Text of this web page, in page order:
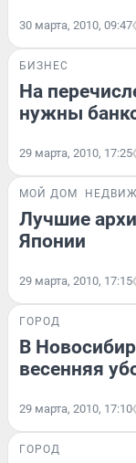
30 марта, 2010, 09:47
БИЗНЕС
На
нужны
29 марта, 2010, 17:25
МОЙ ДОМ
Лучшие
Японии
29 марта, 2010, 17:15
ГОРОД
В
весенняя
29 марта, 2010, 17:10
ГОРОД